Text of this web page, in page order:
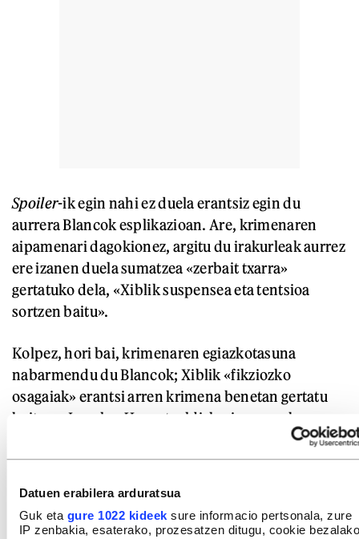
Datuen erabilera arduratsua
Guk eta gure 1022 kideek sure informacio pertsonala, zure
IP zenbakia, esaterako, prozesatzen ditugu, cookie bezalako
Spoiler-ik egin nahi ez duela erantsiz egin du
aurrera Blancok esplikazioan. Are, krimenaren
aipamenari dagokionez, argitu du irakurleak aurrez
ere izanen duela sumatzea «zerbait txarra»
gertatuko dela, «Xiblik suspensea eta tentsioa
sortzen baitu».
Kolpez, hori bai, krimenaren egiazkotasuna
nabarmendu du Blancok; Xiblik «fikziozko
osagaiak» erantsi arren krimena benetan gertatu
baitzen, Israelgo Haaretz
aldizkariaren arabera.
Eta, hain justu ere, emakume palestinar batek
artikulu hori topatu izana da nobelaren bigarren
Egiaren bila